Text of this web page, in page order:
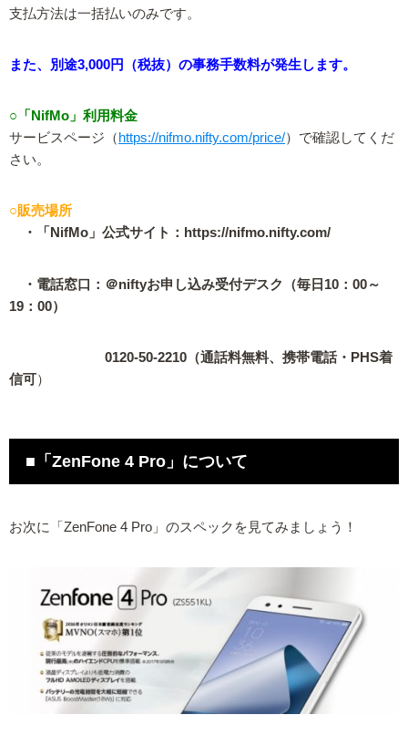
支払方法は一括払いのみです。
また、別途3,000円（税抜）の事務手数料が発生します。
○「NifMo」利用料金
サービスページ（ https://nifmo.nifty.com/price/）で確認してくだ
さい。
○販売場所
・「NifMo」公式サイト：https://nifmo.nifty.com/
・電話窓口：＠niftyお申し込み受付デスク（毎日10：00～
19：00）
0120-50-2210（通話料無料、携帯電話・PHS着
信可）
■「ZenFone 4 Pro」について
お次に「ZenFone 4 Pro」のスペックを見てみましょう！